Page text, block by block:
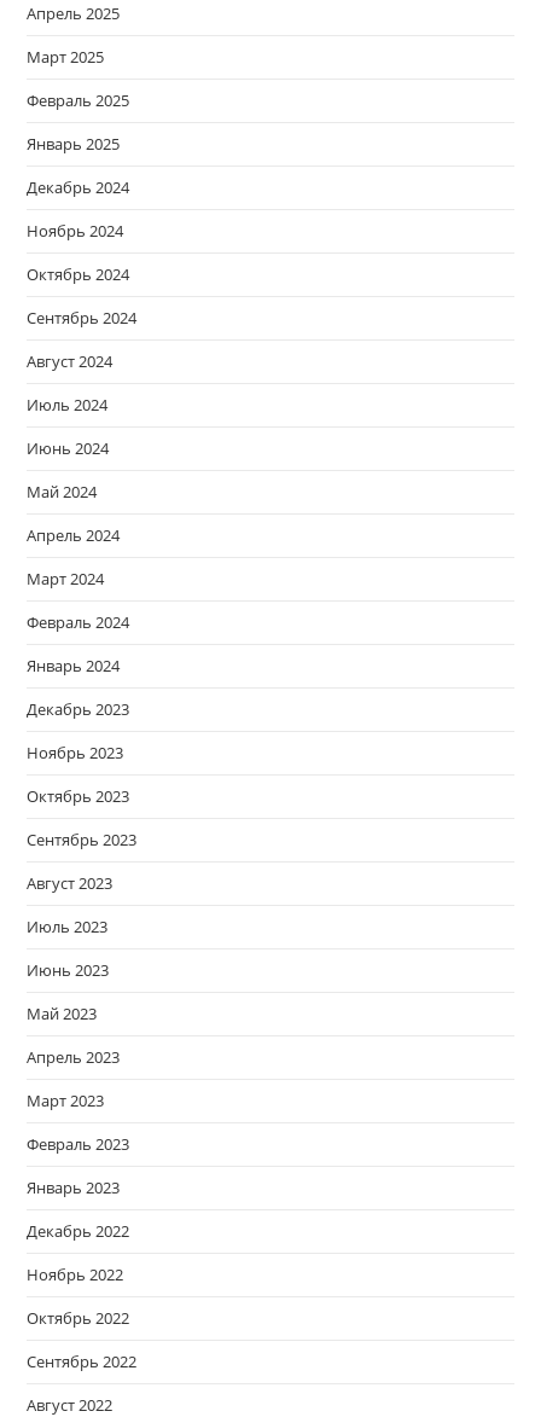
Апрель 2025
Март 2025
Февраль 2025
Январь 2025
Декабрь 2024
Ноябрь 2024
Октябрь 2024
Сентябрь 2024
Август 2024
Июль 2024
Июнь 2024
Май 2024
Апрель 2024
Март 2024
Февраль 2024
Январь 2024
Декабрь 2023
Ноябрь 2023
Октябрь 2023
Сентябрь 2023
Август 2023
Июль 2023
Июнь 2023
Май 2023
Апрель 2023
Март 2023
Февраль 2023
Январь 2023
Декабрь 2022
Ноябрь 2022
Октябрь 2022
Сентябрь 2022
Август 2022